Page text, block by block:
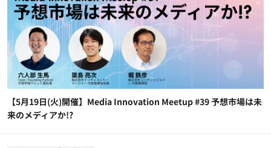
【5月19日(火)開催】Media Innovation Meetup #39 予想市場は未
来のメディアか!?